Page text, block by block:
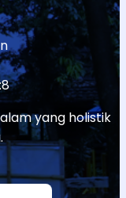
yang holistik